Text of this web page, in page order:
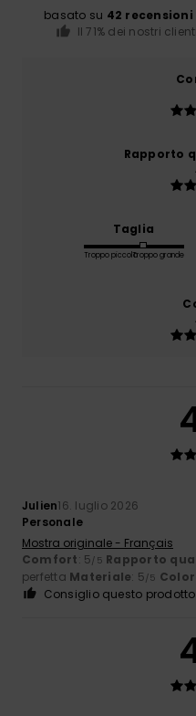
basato su 42
Il 71% dei nostri
Rapporto
Taglia
Troppo piccoloTroppo grande
Julien16. luglio 2026
Personale
Mostra originale - Français
Comfort: 5/5 Rapporto
perfetta Materiale: 5/5
Consiglio questo prodotto